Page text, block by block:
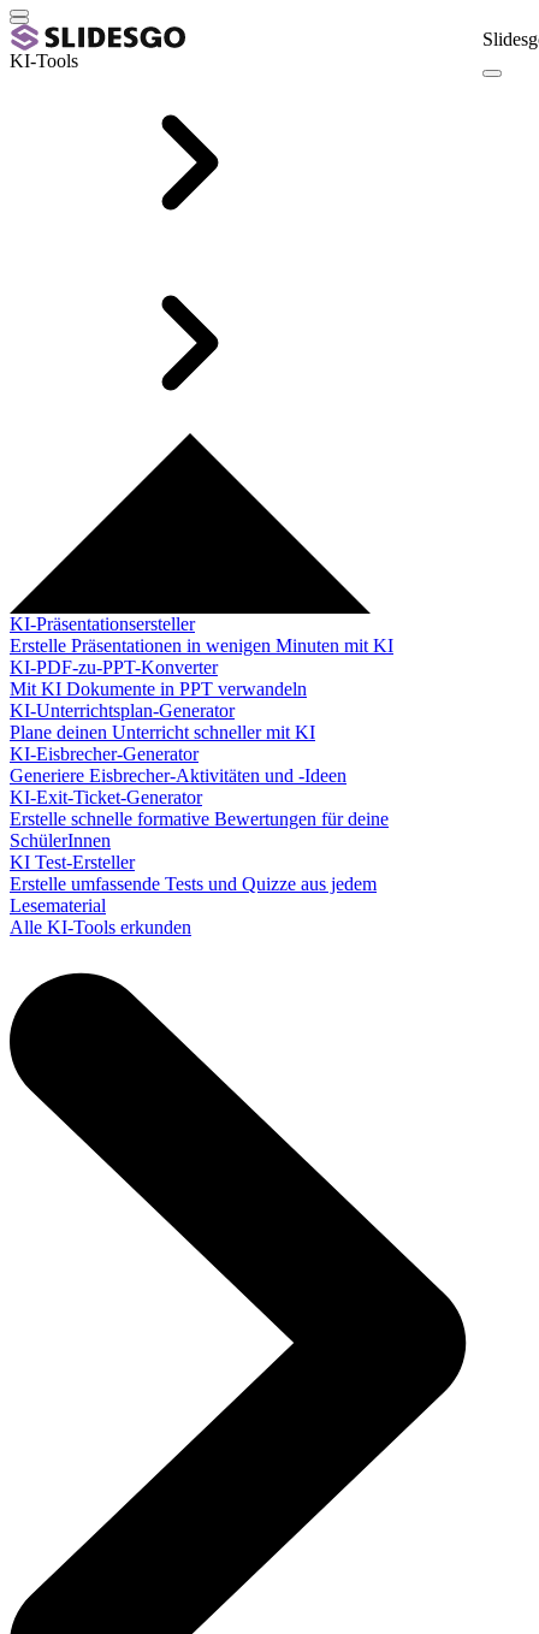
KI-Tools
KI-Präsentationsersteller
Erstelle Präsentationen in wenigen Minuten mit KI
KI-PDF-zu-PPT-Konverter
Mit KI Dokumente in PPT verwandeln
KI-Unterrichtsplan-Generator
Plane deinen Unterricht schneller mit KI
KI-Eisbrecher-Generator
Generiere Eisbrecher-Aktivitäten und -Ideen
KI-Exit-Ticket-Generator
Erstelle schnelle formative Bewertungen für deine
SchülerInnen
KI Test-Ersteller
Erstelle umfassende Tests und Quizze aus jedem
Lesematerial
Alle KI-Tools erkunden